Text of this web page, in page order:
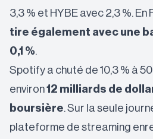
3,3 % et HYBE avec 2,3 %. En
tire également avec une
0,1 %.
Spotify a chuté de 10,3 % à
environ12 milliards de
boursière. Sur la seule
plateforme de streaming